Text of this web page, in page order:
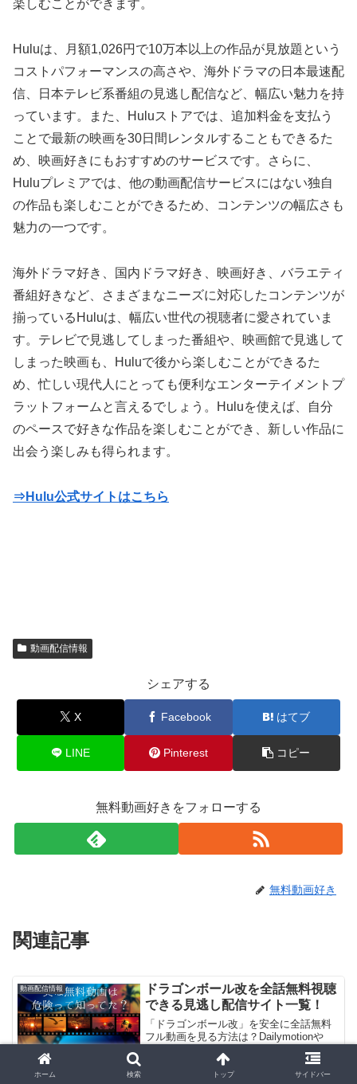
楽しむことができます。
Huluは、月額1,026円で10万本以上の作品が見放題という
コストパフォーマンスの高さや、海外ドラマの日本最速配
信、日本テレビ系番組の見逃し配信など、幅広い魅力を持
っています。また、Huluストアでは、追加料金を支払う
ことで最新の映画を30日間レンタルすることもできるた
め、映画好きにもおすすめのサービスです。さらに、
Huluプレミアでは、他の動画配信サービスにはない独自
の作品も楽しむことができるため、コンテンツの幅広さも
魅力の一つです。
海外ドラマ好き、国内ドラマ好き、映画好き、バラエティ
番組好きなど、さまざまなニーズに対応したコンテンツが
揃っているHuluは、幅広い世代の視聴者に愛されていま
す。テレビで見逃してしまった番組や、映画館で見逃して
しまった映画も、Huluで後から楽しむことができるた
め、忙しい現代人にとっても便利なエンターテイメントプ
ラットフォームと言えるでしょう。Huluを使えば、自分
のペースで好きな作品を楽しむことができ、新しい作品に
出会う楽しみも得られます。
⇒Hulu公式サイトはこちら
動画配信情報
シェアする
X Facebook はてブ
LINE Pinterest コピー
無料動画好きをフォローする
無料動画好き
関連記事
動画配信情報
ドラゴンボール改を全話無料視聴
できる見逃し配信サイト一覧！
「ドラゴンボール改」を安全に全話無料
フル動画を見る方法は？Dailymotionや
9tsuは危険？2026/04/08 「ドラゴンボー
ル改無料で見た～い！」。見れるよ！(/・
ω・)/。GYAO!やパンドラはサービス終
ホーム 検索 トップ サイドバー